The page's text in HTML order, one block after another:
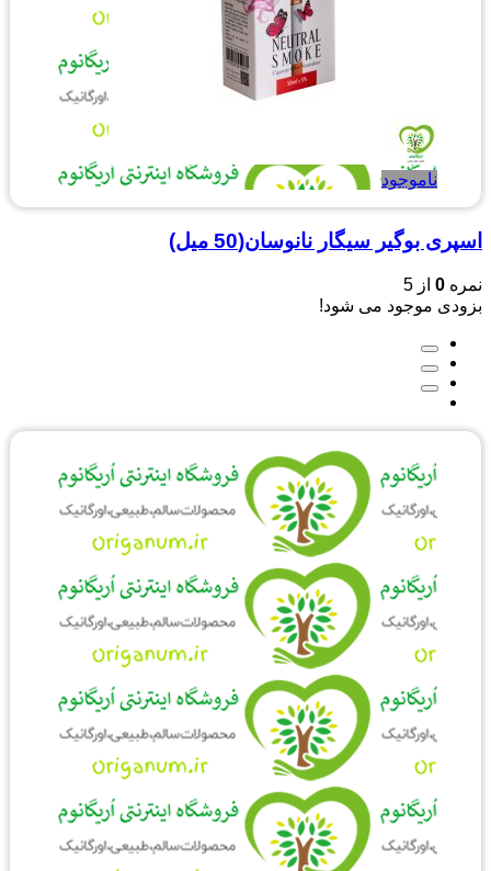
ناموجود
اسپری بوگیر سیگار نانوسان(50 میل)
نمره 0 از 5
بزودی موجود می شود!